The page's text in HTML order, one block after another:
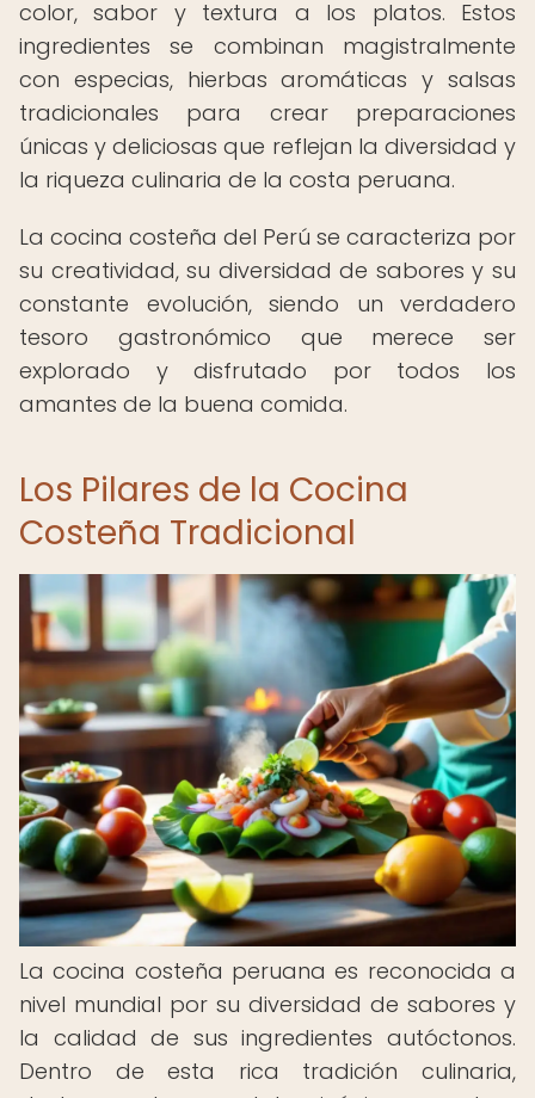
color, sabor y textura a los platos. Estos
ingredientes se combinan magistralmente
con especias, hierbas aromáticas y salsas
tradicionales para crear preparaciones
únicas y deliciosas que reflejan la diversidad y
la riqueza culinaria de la costa peruana.
La cocina costeña del Perú se caracteriza por
su creatividad, su diversidad de sabores y su
constante evolución, siendo un verdadero
tesoro gastronómico que merece ser
explorado y disfrutado por todos los
amantes de la buena comida.
Los Pilares de la Cocina
Costeña Tradicional
La cocina costeña peruana es reconocida a
nivel mundial por su diversidad de sabores y
la calidad de sus ingredientes autóctonos.
Dentro de esta rica tradición culinaria,